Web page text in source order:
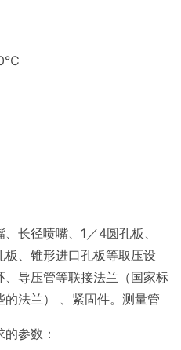
长径喷嘴、1／4圆孔板、
、锥形进口孔板等取压设
导压管等联接法兰（国家标
法兰） 、紧固件。测量管
参数：